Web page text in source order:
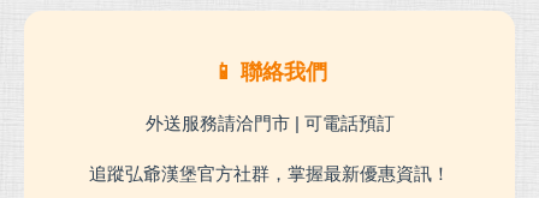
📱 聯絡我們
外送服務請洽門市 | 可電話預訂
追蹤弘爺漢堡官方社群，掌握最新優惠資訊！